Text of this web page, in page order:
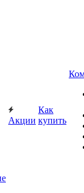
Акции
Как
купить